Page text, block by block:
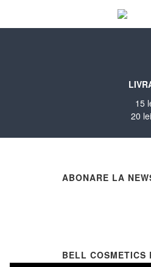
15
20
ABONARE LA
BELL COSMETICS